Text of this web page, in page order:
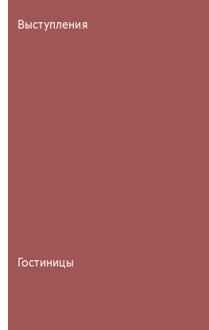
Выступления
Гостиницы